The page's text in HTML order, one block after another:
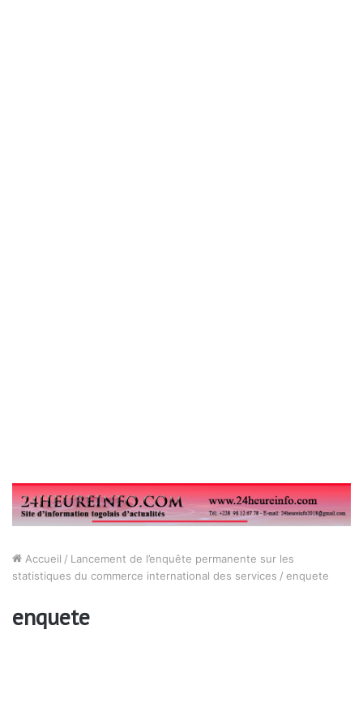
Accueil / Lancement de l’enquête permanente sur les
statistiques du commerce international des services / enquete
enquete